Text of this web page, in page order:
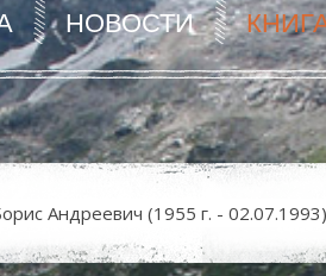
НОВОСТИ
Андреевич (1955 г. - 02.07.1993)